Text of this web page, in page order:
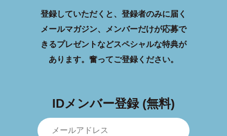
登録していただくと、登録者のみに届く
メールマガジン、メンバーだけが応募で
きるプレゼントなどスペシャルな特典が
あります。 奮ってご登録ください。
IDメンバー登録 (無料)